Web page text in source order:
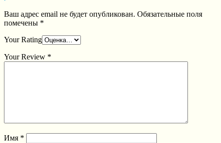
Ваш адрес email не будет опубликован. Обязательные поля
помечены *
Your Rating
Your Review *
Имя *